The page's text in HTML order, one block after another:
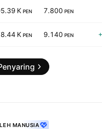
K PEN 7.800 PEN
K PEN 9.140 PEN
MANUSIA